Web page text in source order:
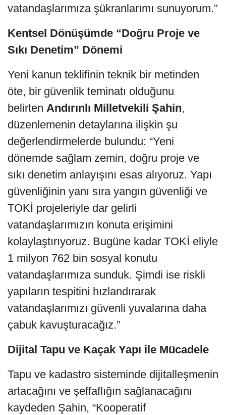
vatandaşlarımıza şükranlarımı sunuyorum.”
Kentsel Dönüşümde “Doğru Proje ve
Sıkı Denetim” Dönemi
Yeni kanun teklifinin teknik bir metinden
öte, bir güvenlik teminatı olduğunu
belirten Andırınlı Milletvekili Şahin,
düzenlemenin detaylarına ilişkin şu
değerlendirmelerde bulundu: “Yeni
dönemde sağlam zemin, doğru proje ve
sıkı denetim anlayışını esas alıyoruz. Yapı
güvenliğinin yanı sıra yangın güvenliği ve
TOKİ projeleriyle dar gelirli
vatandaşlarımızın konuta erişimini
kolaylaştırıyoruz. Bugüne kadar TOKİ eliyle
1 milyon 762 bin sosyal konutu
vatandaşlarımıza sunduk. Şimdi ise riskli
yapıların tespitini hızlandırarak
vatandaşlarımızı güvenli yuvalarına daha
çabuk kavuşturacağız.”
Dijital Tapu ve Kaçak Yapı ile Mücadele
Tapu ve kadastro sisteminde dijitalleşmenin
artacağını ve şeffaflığın sağlanacağını
kaydeden Şahin, “Kooperatif